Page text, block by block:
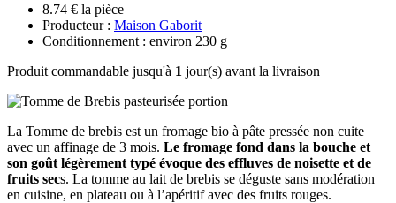
8.74 € la pièce
Producteur : Maison Gaborit
Conditionnement : environ 230 g
Produit commandable jusqu'à 1 jour(s) avant la livraison
La Tomme de brebis est un fromage bio à pâte pressée non cuite
avec un affinage de 3 mois. Le fromage fond dans la bouche et
son goût légèrement typé évoque des effluves de noisette et de
fruits secs. La tomme au lait de brebis se déguste sans modération
en cuisine, en plateau ou à l’apéritif avec des fruits rouges.